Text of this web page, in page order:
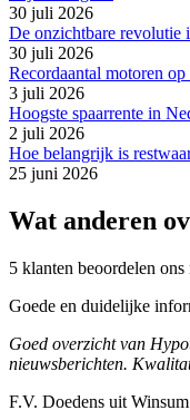
30 juli 2026
De onzichtbare revolutie
30 juli 2026
Recordaantal motoren
3 juli 2026
Hoogste spaarrente in
2 juli 2026
Hoe belangrijk is
25 juni 2026
Wat anderen
5 klanten beoordelen
Goede en duidelijke
Goed overzicht van
nieuwsberichten.
F.V. Doedens uit Winsum